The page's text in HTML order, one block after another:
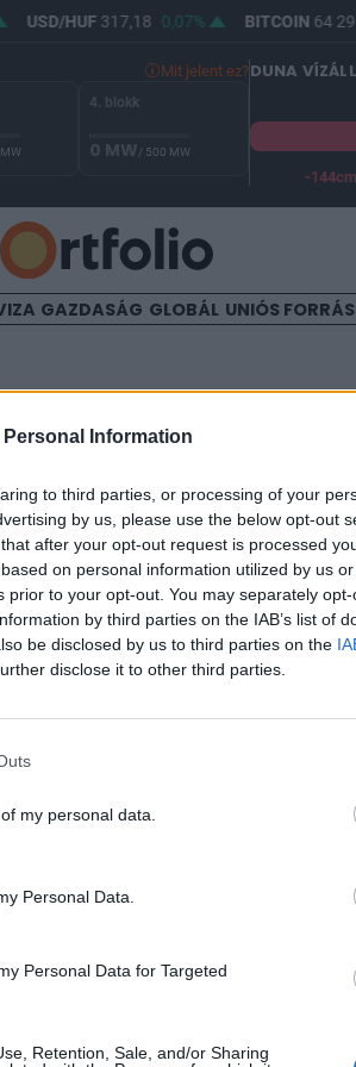
Information
to third parties, or processing of your
by us, please use the below opt-out
after your opt-out request is processed
on personal information utilized by us
prior to your opt-out. You may separately
by third parties on the IAB’s list of
be disclosed by us to third parties on the
disclose it to other third parties.
my personal data.
Personal Data.
Personal Data for Targeted
Retention, Sale, and/or Sharing
USD/HUF 317,18 0,07% BITCOIN64
Mit jelent ez?
4. blokk
0 MW/ 500 MW
DUNA
-144cm
GAZDASÁG GLOBÁL UNIÓS
be a tüntetőkkel
elnöke elítélte a tüntetők
Grúziát, hogy kövesse az
Leyen kritikával illette a Tbilisziben
ügynökökről" szóló jogszabály
továbbra is az európai integráció...
tartozik, melynek olvasása